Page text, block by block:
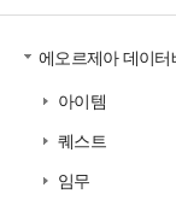
에오르제아 데이터
아이템
퀘스트
임무